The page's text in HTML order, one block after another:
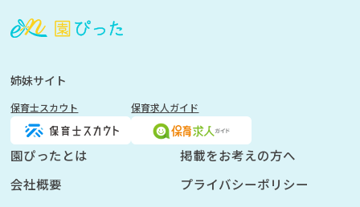
姉妹サイト
保育士スカウト 保育求人ガイド
園ぴったとは
掲載をお考えの方へ
会社概要
プライバシーポリシー